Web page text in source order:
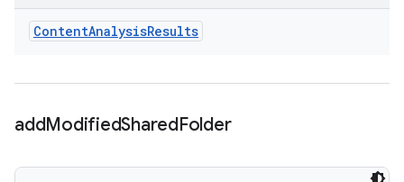
ContentAnalysisResults
addModifiedSharedFolder